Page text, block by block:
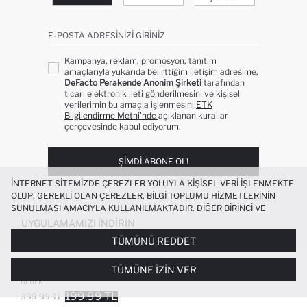
%100 PAMUK POLO YAKA PALMIYE
DESENLI KISA KOLLU TIŞÖRT ERKEK
BEBEK
399.99 TL 199.99 TL
E-POSTA ADRESINIZI GIRINIZ
Kampanya, reklam, promosyon, tanıtım
amaçlarıyla yukarıda belirttiğim iletişim adresime,
DeFacto Perakende Anonim Şirketi tarafından
ticari elektronik ileti gönderilmesini ve kişisel
verilerimin bu amaçla işlenmesini ETK
Bilgilendirme Metni’nde açıklanan kurallar
çerçevesinde kabul ediyorum.
ŞIMDI ABONE OL!
UYGULAMAMIZI İNDIRIN
POPÜLER KATEGORILER
İNTERNET SITEMIZDE ÇEREZLER YOLUYLA KIŞISEL VERI IŞLENMEKTE
OLUP; GEREKLI OLAN ÇEREZLER, BILGI TOPLUMU HIZMETLERININ
SUNULMASI AMACIYLA KULLANILMAKTADIR. DIĞER BIRINCI VE
ÜÇÜNCÜ TARAF ÇEREZLER ISE SIZE DAHA IYI BIR ALIŞVERIŞ
DENEYIMI SUNULABILMESI, SITEMIZIN DAHA IŞLEVSEL KILINMASI VE
KIŞISELLEŞTIRMESI VE AÇIK RIZA VERMENIZ HALINDE, SIZLERE
YÖNELIK PAZARLAMA FAALIYETLERININ YAPILMASI AMAÇLARIYLA
SINIRLI OLARAK KULLANILACAKTIR. ÇEREZLERE DAIR TERCIHLERINIZI
ÇEREZ TERCIHLERIPANELI ARACILIĞIYLA HER ZAMAN YÖNETEBILIR,
ÇEREZLERLE ILGILI DAHA DETAYLI BILGIYE
TÜMÜNÜ REDDET
TÜMÜNE İZIN VER